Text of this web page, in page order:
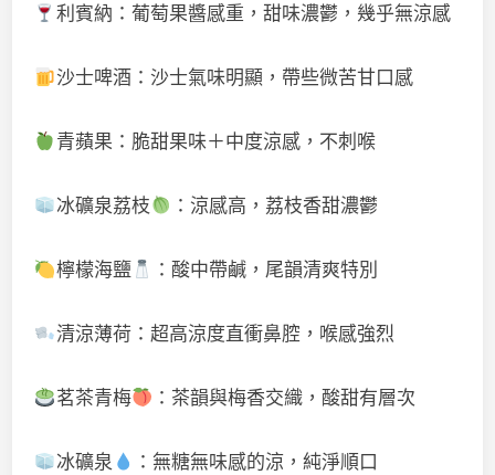
利賓納：葡萄果醬感重，甜味濃鬱，幾乎無涼感
沙士啤酒：沙士氣味明顯，帶些微苦甘口感
青蘋果：脆甜果味＋中度涼感，不刺喉
冰礦泉荔枝 ：涼感高，荔枝香甜濃鬱
檸檬海鹽 ：酸中帶鹹，尾韻清爽特別
清涼薄荷：超高涼度直衝鼻腔，喉感強烈
茗茶青梅 ：茶韻與梅香交織，酸甜有層次
冰礦泉 ：無糖無味感的涼，純淨順口